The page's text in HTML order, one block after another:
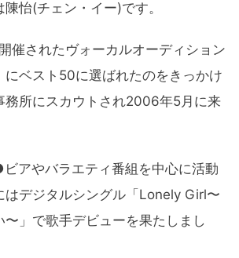
怡(チェン・イー)です。
催されたヴォーカルオーディション
にベスト50に選ばれたのをきっかけ
務所にスカウトされ2006年5月に来
アやバラエティ番組を中心に活動
はデジタルシングル「Lonely Girl〜
」で歌手デビューを果たしまし